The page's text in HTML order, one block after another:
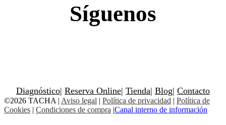
Síguenos
Diagnóstico| Reserva Online| Tienda| Blog| Contacto
©2026 TACHA | Aviso legal | Política de privacidad | Política de
Cookies | Condiciones de compra |Canal interno de información